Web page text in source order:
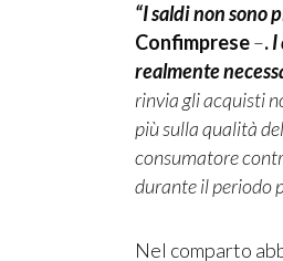
“I saldi non sono
Confimprese–.I
realmente
rinvia gli acquisti
più sulla qualità
consumatore
durante il periodo
Nel comparto